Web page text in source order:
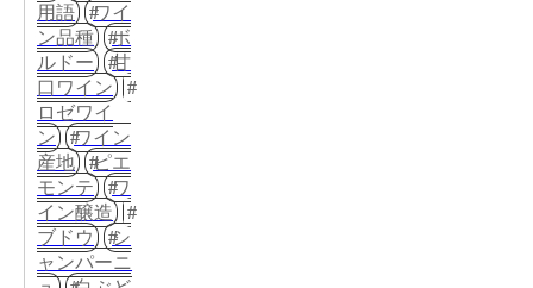
用語
ワイ
ン品種
ボ
ルドー
甘
口ワイン
ロゼワイ
ン
ワイン
産地
ピエ
モンテ
ワ
イン醸造
ブドウ
シ
ャンパーニ